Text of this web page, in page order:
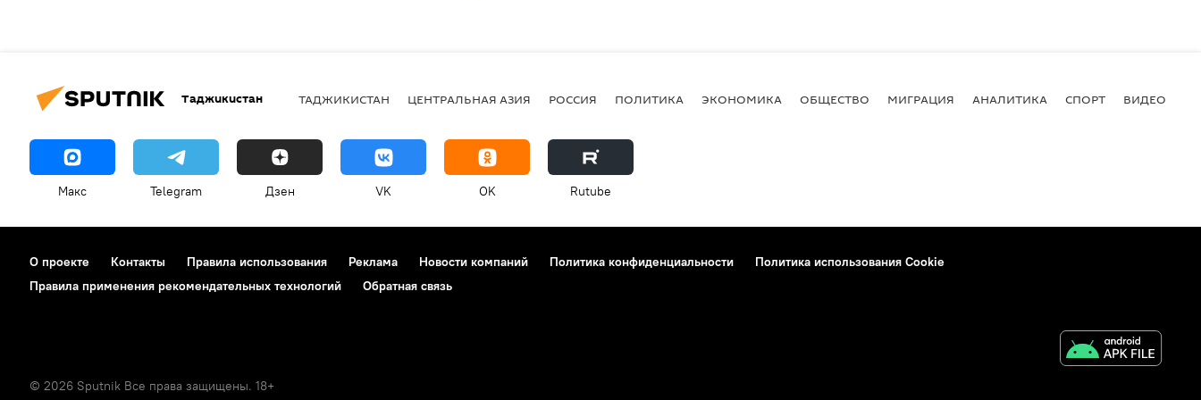
Таджикистан ТАДЖИКИСТАН ЦЕНТРАЛЬНАЯ АЗИЯ РОССИЯ ПОЛИТИКА ЭКОНОМИКА ОБЩЕСТВО МИГРАЦИЯ АНАЛИТИКА СПОРТ ВИДЕО
Макс Telegram Дзен VK OK Rutube
О проекте Контакты Правила использования Реклама Новости компаний Политика конфиденциальности
Политика использования Cookie
Правила применения рекомендательных технологий
Обратная связь
© 2026 Sputnik Все права защищены. 18+